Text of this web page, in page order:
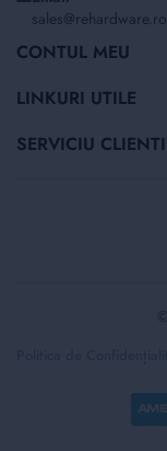
sales@rehardware.ro
CONTUL MEU
LINKURI UTILE
SERVICIU CLIENTI